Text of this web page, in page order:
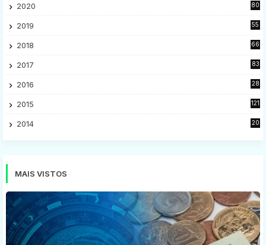
2020
80
2019
55
2018
66
2017
83
2016
28
2015
121
2014
20
MAIS VISTOS